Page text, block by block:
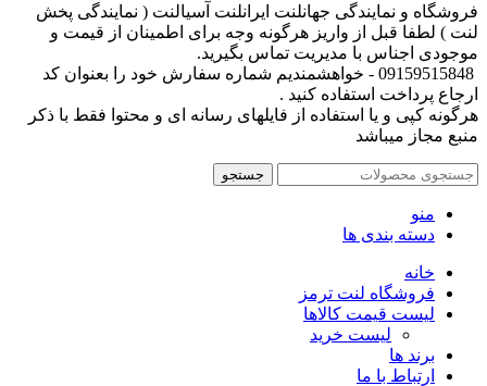
فروشگاه و نمایندگی جهانلنت ایرانلنت آسیالنت ( نمایندگی پخش
لنت ) لطفا قبل از واریز هرگونه وجه برای اطمینان از قیمت و
موجودی اجناس با مدیریت تماس بگیرید.
09159515848 - خواهشمندیم شماره سفارش خود را بعنوان کد
ارجاع پرداخت استفاده کنید .
هرگونه کپی و یا استفاده از فایلهای رسانه ای و محتوا فقط با ذکر
منبع مجاز میباشد
جستجو
منو
دسته بندی ها
خانه
فروشگاه لنت ترمز
لیست قیمت کالاها
لیست خرید
برند ها
ارتباط با ما